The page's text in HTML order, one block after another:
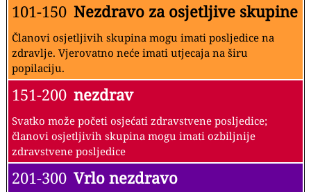
101-150 Nezdravo za osjetljive skupine
Članovi osjetljivih skupina mogu imati posljedice na
zdravlje. Vjerovatno neće imati utjecaja na širu
popilaciju.
151-200 nezdrav
Svatko može početi osjećati zdravstvene posljedice;
članovi osjetljivih skupina mogu imati ozbiljnije
zdravstvene posljedice
201-300 Vrlo nezdravo